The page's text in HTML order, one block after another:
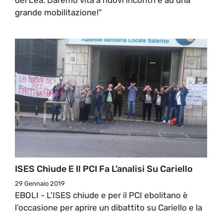
grande mobilitazione!"
ISES Chiude E Il PCI Fa L’analisi Su Cariello
29 Gennaio 2019
EBOLI - L'ISES chiude e per il PCI ebolitano è
l'occasione per aprire un dibattito su Cariello e la